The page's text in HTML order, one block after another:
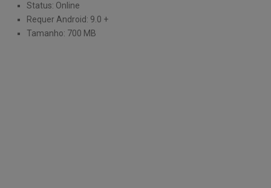
Status: Online
Requer Android: 9.0 +
Tamanho: 700 MB